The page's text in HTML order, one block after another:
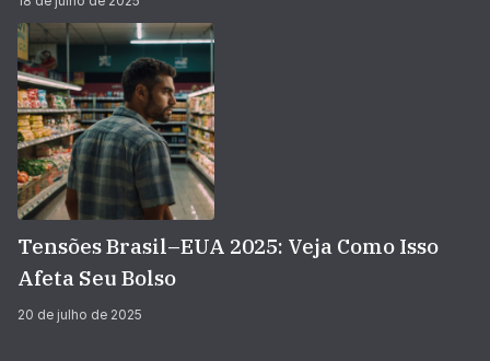
Tensões Brasil–EUA 2025: Veja Como Isso
Afeta Seu Bolso
20 de julho de 2025